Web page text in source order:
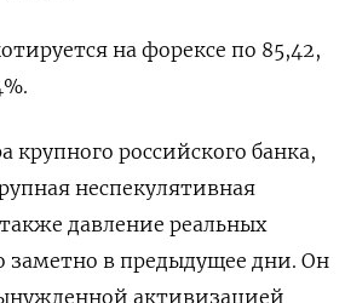
на форексе по 85,42,
российского банка,
неспекулятивная
давление реальных
заметно ‌в предыдущее дни. Он
активизацией